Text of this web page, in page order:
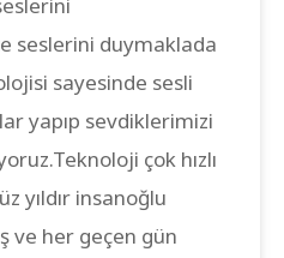
seslerini duymaklada
sayesinde sesli
yapıp sevdiklerimizi
çok hızlı
yıldır insanoğlu
ve her geçen gün